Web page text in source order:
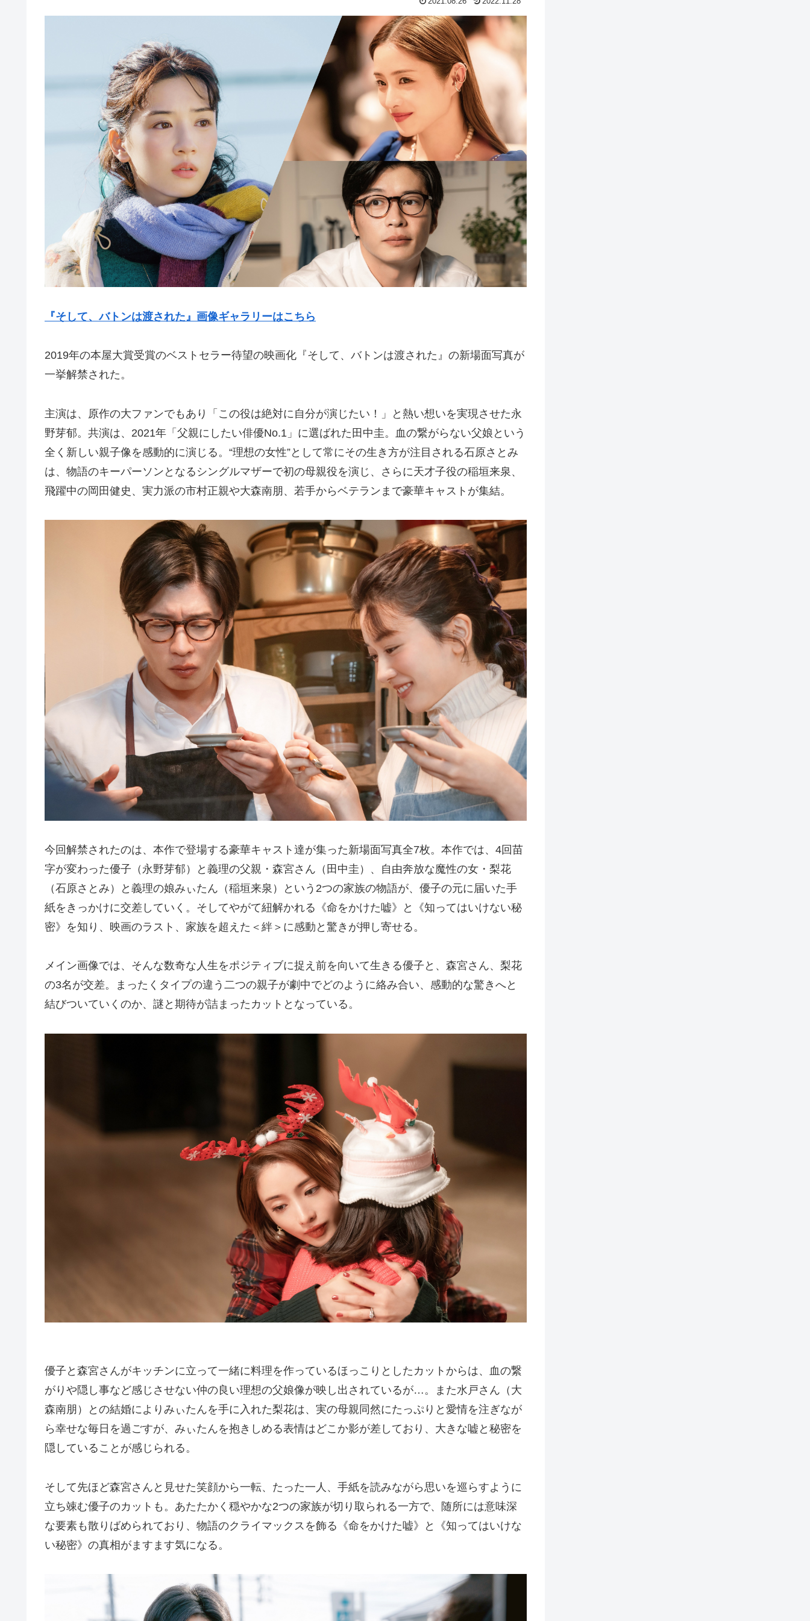
『そして、バトンは渡された』画像ギャラリーはこちら
2019年の本屋大賞受賞のベストセラー待望の映画化『そして、バトンは渡された』の新場面写真が
一挙解禁された。
主演は、原作の大ファンでもあり「この役は絶対に自分が演じたい！」と熱い想いを実現させた永
野芽郁。共演は、2021年「父親にしたい俳優No.1」に選ばれた田中圭。血の繋がらない父娘という
全く新しい親子像を感動的に演じる。“理想の女性”として常にその生き方が注目される石原さとみ
は、物語のキーパーソンとなるシングルマザーで初の母親役を演じ、さらに天才子役の稲垣来泉、
飛躍中の岡田健史、実力派の市村正親や大森南朋、若手からベテランまで豪華キャストが集結。
今回解禁されたのは、本作で登場する豪華キャスト達が集った新場面写真全7枚。本作では、4回苗
字が変わった優子（永野芽郁）と義理の父親・森宮さん（田中圭）、自由奔放な魔性の女・梨花
（石原さとみ）と義理の娘みぃたん（稲垣来泉）という2つの家族の物語が、優子の元に届いた手
紙をきっかけに交差していく。そしてやがて紐解かれる《命をかけた嘘》と《知ってはいけない秘
密》を知り、映画のラスト、家族を超えた＜絆＞に感動と驚きが押し寄せる。
メイン画像では、そんな数奇な人生をポジティブに捉え前を向いて生きる優子と、森宮さん、梨花
の3名が交差。まったくタイプの違う二つの親子が劇中でどのように絡み合い、感動的な驚きへと
結びついていくのか、謎と期待が詰まったカットとなっている。
優子と森宮さんがキッチンに立って一緒に料理を作っているほっこりとしたカットからは、血の繋
がりや隠し事など感じさせない仲の良い理想の父娘像が映し出されているが…。また水戸さん（大
森南朋）との結婚によりみぃたんを手に入れた梨花は、実の母親同然にたっぷりと愛情を注ぎなが
ら幸せな毎日を過ごすが、みぃたんを抱きしめる表情はどこか影が差しており、大きな嘘と秘密を
隠していることが感じられる。
そして先ほど森宮さんと見せた笑顔から一転、たった一人、手紙を読みながら思いを巡らすように
立ち竦む優子のカットも。あたたかく穏やかな2つの家族が切り取られる一方で、随所には意味深
な要素も散りばめられており、物語のクライマックスを飾る《命をかけた嘘》と《知ってはいけな
い秘密》の真相がますます気になる。